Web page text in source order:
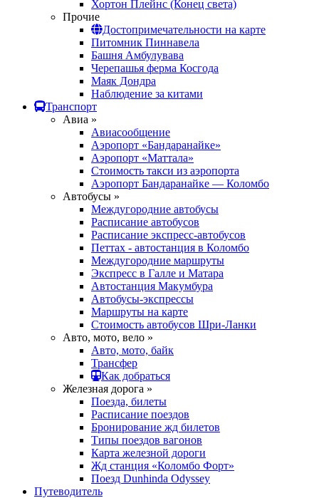
Хортон Плейнс (Конец света)
Прочие
Достопримечательности на карте
Питомник Пиннавела
Башня Амбулувава
Черепашья ферма Косгода
Маяк Дондра
Наблюдение за китами
Транспорт
Авиа »
Авиасообщение
Аэропорт «Бандаранайке»
Аэропорт «Маттала»
Стоимость такси из аэропорта
Аэропорт Бандаранайке — Коломбо
Автобусы »
Междугородние автобусы
Расписание автобусов
Расписание экспресс-автобусов
Петтах - автостанция в Коломбо
Междугородние маршруты
Экспресс в Галле и Матара
Автостанция Макумбура
Автобусы-экспрессы
Маршруты на карте
Стоимость автобусов Шри-Ланки
Авто, мото, вело »
Авто, мото, байк
Трансфер
Как добраться
Железная дорога »
Поезда, билеты
Расписание поездов
Бронирование жд билетов
Типы поездов вагонов
Карта железной дороги
Жд станция «Коломбо Форт»
Поезд Dunhinda Odyssey
Путеводитель